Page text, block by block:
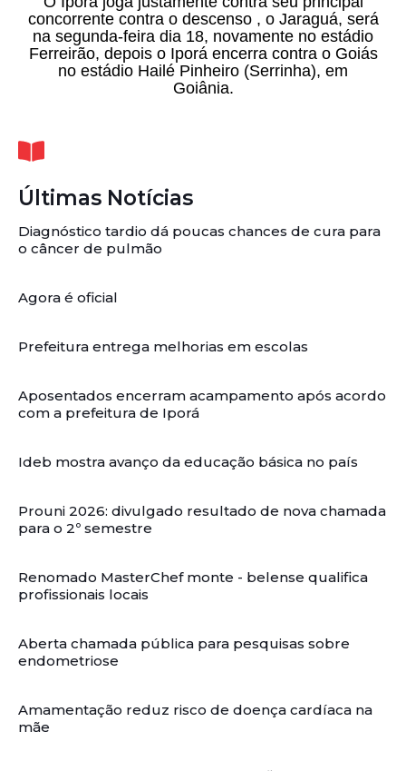
concorrente contra o descenso , o Jaraguá, será
na segunda-feira dia 18, novamente no estádio
Ferreirão, depois o Iporá encerra contra o Goiás
no estádio Hailé Pinheiro (Serrinha), em
Goiânia.
Últimas Notícias
Diagnóstico tardio dá poucas chances de cura para
o câncer de pulmão
Agora é oficial
Prefeitura entrega melhorias em escolas
Aposentados encerram acampamento após acordo
com a prefeitura de Iporá
Ideb mostra avanço da educação básica no país
Prouni 2026: divulgado resultado de nova chamada
para o 2º semestre
Renomado MasterChef monte - belense qualifica
profissionais locais
Aberta chamada pública para pesquisas sobre
endometriose
Amamentação reduz risco de doença cardíaca na
mãe